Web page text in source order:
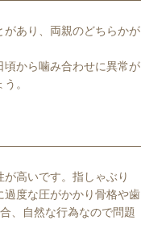
があり、両親のどちらかが
から噛み合わせに異常が
。
高いです。指しゃぶり
過度な圧がかかり骨格や歯
、自然な行為なので問題